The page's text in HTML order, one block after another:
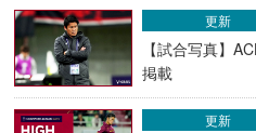
【試合写真】
掲載
更新
更新